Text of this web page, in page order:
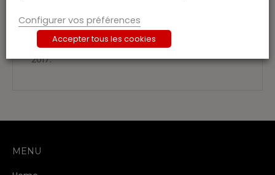
impôts locaux.
L’édition 2017 englobe les textes publiés au
Moniteur belge jusque, en ce compris, le 15 août
2017.
MENU
Configurer vos préférences
Accepter tous les cookies